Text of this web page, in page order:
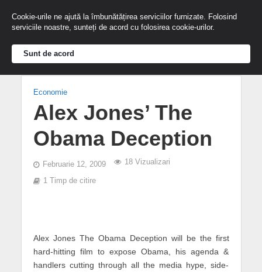
Economie
Alex Jones’ The
Obama Deception
Februarie 12, 2009 18 Vizualizari
1 Timp de citire
Alex Jones The Obama Deception will be the first
hard-hitting film to expose Obama, his agenda &
handlers cutting through all the media hype, side-
Cookie-urile ne ajută la îmbunătățirea serviciilor furnizate. Folosind
serviciile noastre, sunteți de acord cu folosirea cookie-urilor.
Sunt de acord